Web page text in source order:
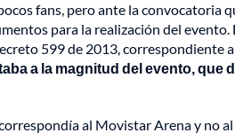
fans, pero ante la convocatoria
para la realización del evento.
599 de 2013, correspondiente a
a la magnitud del evento, que
al Movistar Arena y no al